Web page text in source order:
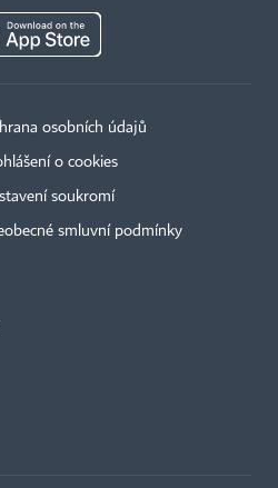
osobních údajů
o cookies
soukromí
smluvní podmínky